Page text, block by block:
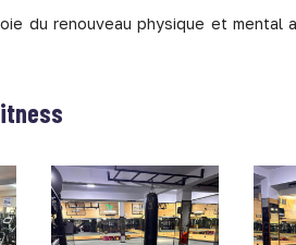
du renouveau physique et mental